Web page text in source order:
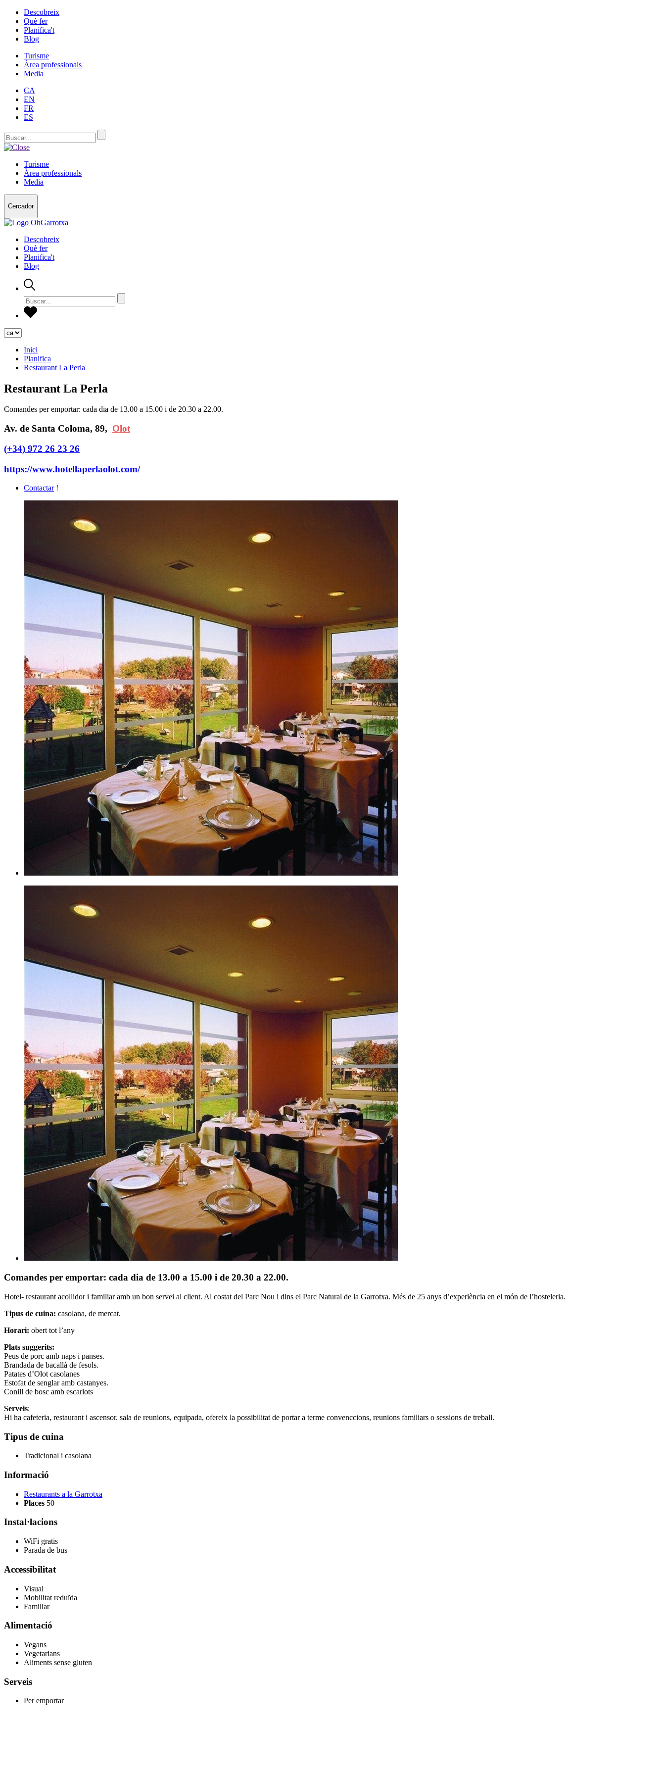
Descobreix
Què fer
Planifica't
Blog
Turisme
Àrea professionals
Media
CA
EN
FR
ES
Turisme
Àrea professionals
Media
Cercador
Descobreix
Què fer
Planifica't
Blog
Inici
Planifica
Restaurant La Perla
Restaurant La Perla
Comandes per emportar: cada dia de 13.00 a 15.00 i de 20.30 a 22.00.
Av. de Santa Coloma, 89, Olot
(+34) 972 26 23 26
https://www.hotellaperlaolot.com/
Contactar !
Comandes per emportar: cada dia de 13.00 a 15.00 i de 20.30 a 22.00.
Hotel- restaurant acollidor i familiar amb un bon servei al client. Al costat del Parc Nou i dins el Parc Natural de la Garrotxa. Més de 25 anys d’experiència en el món de l’hosteleria.
Tipus de cuina: casolana, de mercat.
Horari: obert tot l’any
Plats suggerits:
Peus de porc amb naps i panses.
Brandada de bacallà de fesols.
Patates d’Olot casolanes
Estofat de senglar amb castanyes.
Conill de bosc amb escarlots
Serveis:
Hi ha cafeteria, restaurant i ascensor. sala de reunions, equipada, ofereix la possibilitat de portar a terme convenccions, reunions familiars o sessions de treball.
Tipus de cuina
Tradicional i casolana
Informació
Restaurants a la Garrotxa
Places 50
Instal·lacions
WiFi gratis
Parada de bus
Accessibilitat
Visual
Mobilitat reduïda
Familiar
Alimentació
Vegans
Vegetarians
Aliments sense gluten
Serveis
Per emportar